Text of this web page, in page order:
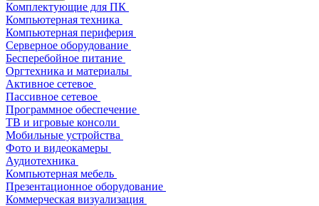
Комплектующие для ПК
Компьютерная техника
Компьютерная периферия
Серверное оборудование
Бесперебойное питание
Оргтехника и материалы
Активное сетевое
Пассивное сетевое
Программное обеспечение
ТВ и игровые консоли
Мобильные устройства
Фото и видеокамеры
Аудиотехника
Компьютерная мебель
Презентационное оборудование
Коммерческая визуализация